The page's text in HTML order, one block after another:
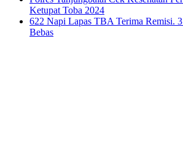
Ketupat Toba 2024
622 Napi Lapas TBA Terima Remisi.
Bebas